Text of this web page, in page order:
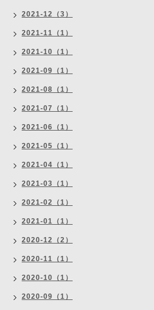
2021-12（3）
2021-11（1）
2021-10（1）
2021-09（1）
2021-08（1）
2021-07（1）
2021-06（1）
2021-05（1）
2021-04（1）
2021-03（1）
2021-02（1）
2021-01（1）
2020-12（2）
2020-11（1）
2020-10（1）
2020-09（1）